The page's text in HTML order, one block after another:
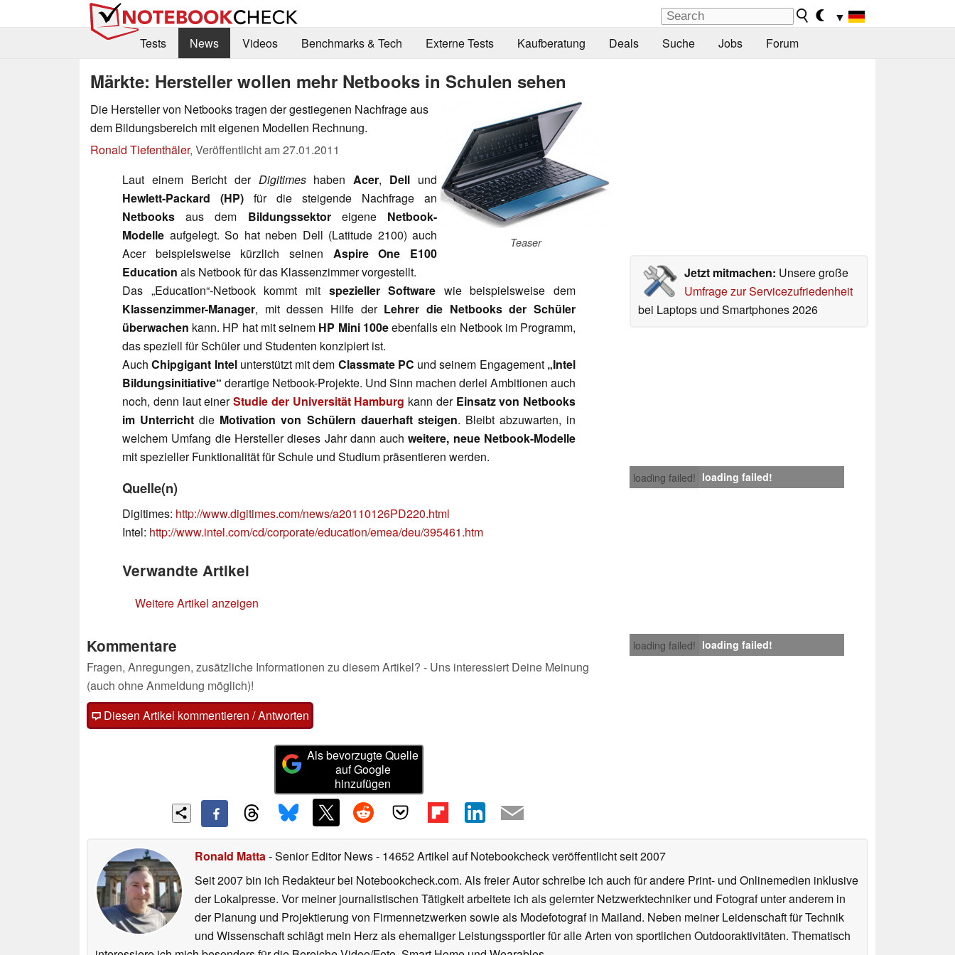
▼
Tests
News Videos Benchmarks & Tech Externe Tests Kaufberatung Deals Suche Jobs Forum
Märkte: Hersteller wollen mehr Netbooks in Schulen sehen
Teaser
Die Hersteller von Netbooks tragen der gestiegenen Nachfrage aus
dem Bildungsbereich mit eigenen Modellen Rechnung.
Ronald Tiefenthäler, Veröffentlicht am27.01.2011
Jetzt mitmachen: Unsere große
Umfrage zur Servicezufriedenheit
bei Laptops und Smartphones 2026
Laut einem Bericht der DigitimeshabenAcer, Dell und
Hewlett-Packard (HP) für die steigende Nachfrage an
Netbooks aus dem Bildungssektoreigene Netbook-
Modelle aufgelegt. So hat neben Dell (Latitude 2100) auch
Acer beispielsweise kürzlich seinen Aspire One E100
Education als Netbook für das Klassenzimmer vorgestellt.
Das „Education“-Netbook kommt mit spezieller Software wie beispielsweise dem
Klassenzimmer-Manager, mit dessen Hilfe der Lehrer die Netbooks der Schüler
überwachen kann. HP hat mit seinem HP Mini 100eebenfalls ein Netbook im Programm,
das speziell für Schüler und Studenten konzipiert ist.
AuchChipgigant Intelunterstützt mit dem Classmate PC und seinem Engagement „Intel
Bildungsinitiative“ derartige Netbook-Projekte. Und Sinn machen derlei Ambitionen auch
noch, denn laut einerStudie der Universität Hamburg kann der Einsatz von Netbooks
im Unterrichtdie Motivation von Schülern dauerhaft steigen. Bleibt abzuwarten, in
welchem Umfang die Hersteller dieses Jahr dann auchweitere, neue Netbook-Modelle
mit spezieller Funktionalität für Schule und Studium präsentieren werden.
loading failed! loading failed!
Quelle(n)
Digitimes: http://www.digitimes.com/news/a20110126PD220.html
Intel: http://www.intel.com/cd/corporate/education/emea/deu/395461.htm
Verwandte Artikel
Weitere Artikel anzeigen
loading failed! loading failed!
Kommentare
Fragen, Anregungen, zusätzliche Informationen zu diesem Artikel? - Uns interessiert Deine Meinung
(auch ohne Anmeldung möglich)!
Diesen Artikel kommentieren / Antworten
Als bevorzugte Quelle
auf Google
hinzufügen
Ronald Matta- Senior Editor News- 14652 Artikel auf Notebookcheck veröffentlichtseit 2007
Seit 2007 bin ich Redakteur bei Notebookcheck.com. Als freier Autor schreibe ich auch für andere Print- und Onlinemedien inklusive
der Lokalpresse. Vor meiner journalistischen Tätigkeit arbeitete ich als gelernter Netzwerktechniker und Fotograf unter anderem in
der Planung und Projektierung von Firmennetzwerken sowie als Modefotograf in Mailand. Neben meiner Leidenschaft für Technik
und Wissenschaft schlägt mein Herz als ehemaliger Leistungssportler für alle Arten von sportlichen Outdooraktivitäten. Thematisch